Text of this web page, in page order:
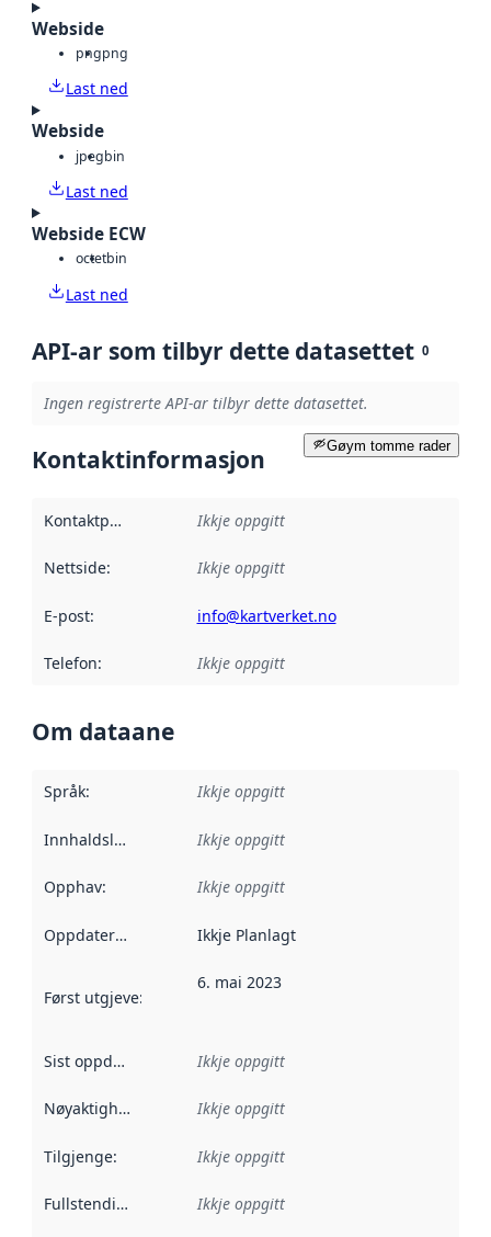
Webside
pngpng
Last ned
Webside
jpegbin
Last ned
Webside ECW
octetbin
Last ned
API-ar som tilbyr dette datasettet 0
Ingen registrerte API-ar tilbyr dette datasettet.
Gøym tomme rader
Kontaktinformasjon
Kontaktpunkt Ikkje oppgitt
Nettside: Ikkje oppgitt
E-post: info@kartverket.no
Telefon: Ikkje oppgitt
Om dataane
Språk: Ikkje oppgitt
Innhaldsleverandørar :
Ikkje oppgitt
Opphav: Ikkje oppgitt
Oppdateringsfrekvens :
Ikkje Planlagt
Først utgjeve:
6. mai 2023
Sist oppdatert Ikkje oppgitt
Nøyaktigheit Ikkje oppgitt
Tilgjenge: Ikkje oppgitt
Fullstendigheit Ikkje oppgitt